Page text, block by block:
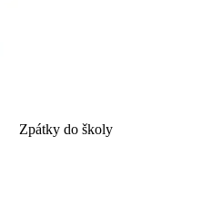
Zpátky do školy